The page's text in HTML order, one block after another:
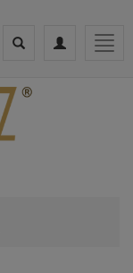
Toggle
Toggle